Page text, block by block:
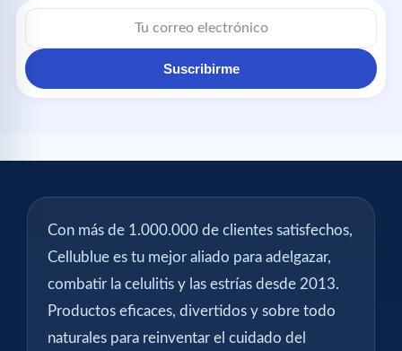
Suscribirme
Con más de 1.000.000 de clientes satisfechos,
Cellublue es tu mejor aliado para adelgazar,
combatir la celulitis y las estrías desde 2013.
Productos eficaces, divertidos y sobre todo
naturales para reinventar el cuidado del